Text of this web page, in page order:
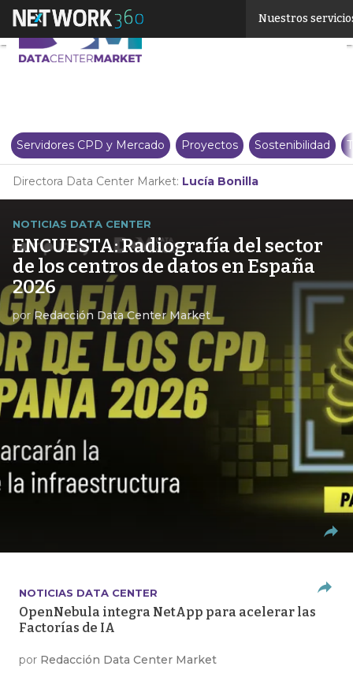
Nuestros
Servidores CPD y Mercado Proyectos Sostenibilidad
Directora Data Center Market: Lucía Bonilla
NOTICIAS DATA CENTER
ENCUESTA: Radiografía del sector
de los centros de datos en España
2026
porRedacción Data Center Market
NOTICIAS DATA CENTER
OpenNebula integra NetApp para acelerar las
Factorías de IA
por Redacción Data Center Market